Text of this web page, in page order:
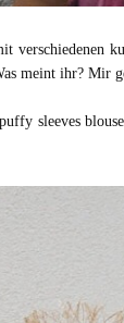
verschiedenen
meint ihr?
sleeves